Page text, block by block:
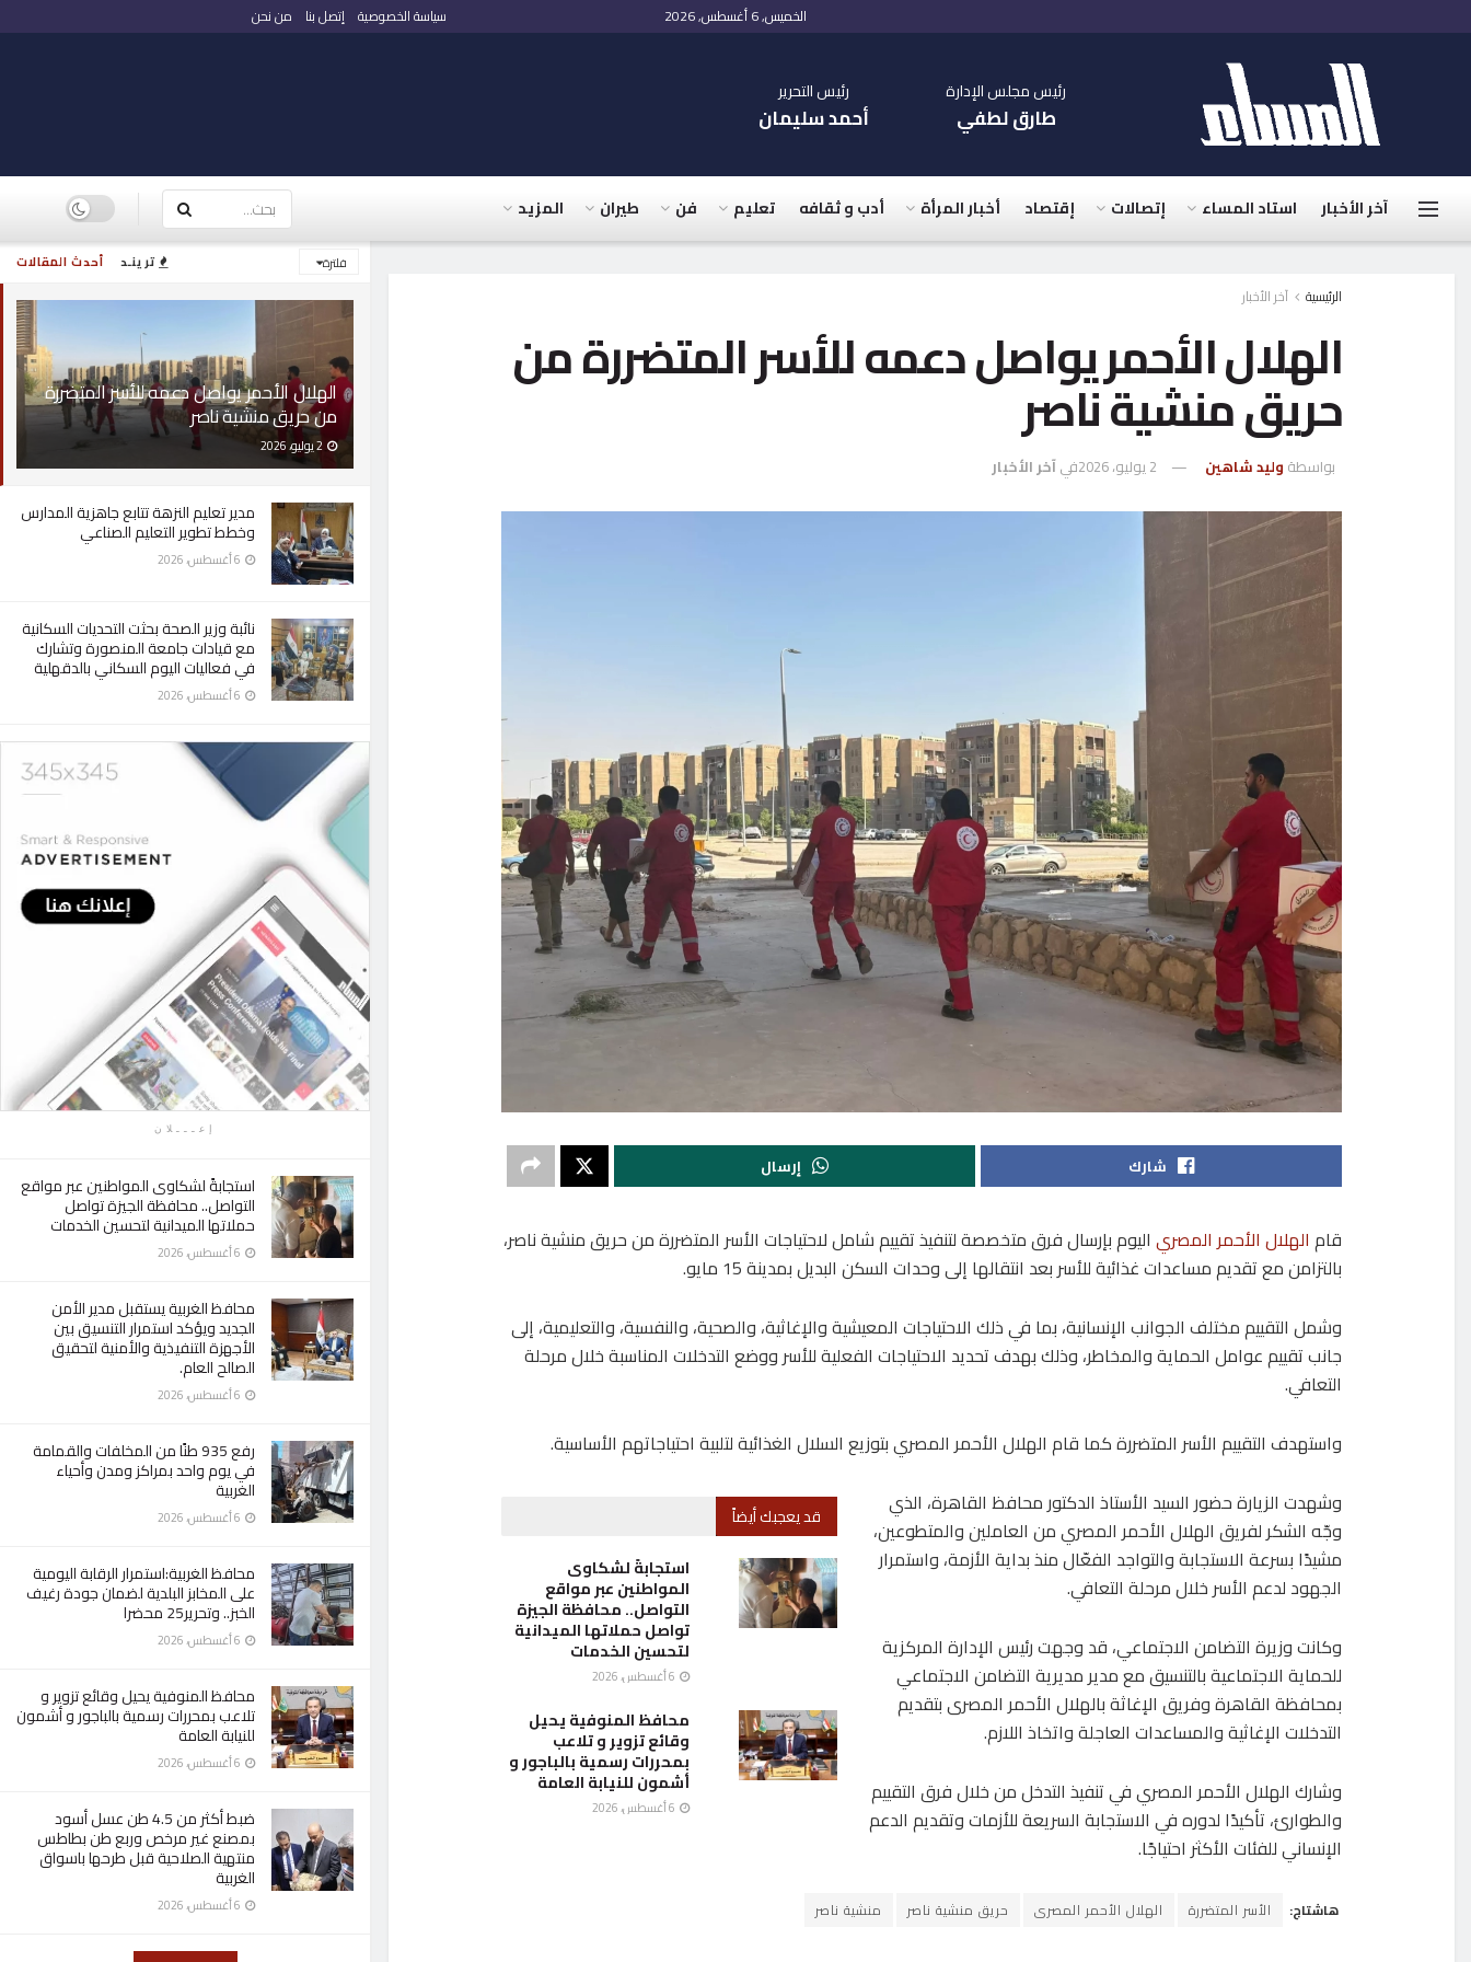
أحدث المقالات ترينـد فلترة
الهلال الأحمر يواصل دعمه للأسر المتضررة
من حريق منشية ناصر
مدير تعليم النزهة تتابع جاهزية المدارس
وخطط تطوير التعليم الصناعي
نائبة وزير الصحة بحثت التحديات السكانية
مع قيادات جامعة المنصورة وتشارك
في فعاليات اليوم السكاني بالدقهلية
إعـــلان
استجابةً لشكاوى المواطنين عبر مواقع
التواصل.. محافظة الجيزة تواصل
حملاتها الميدانية لتحسين الخدمات
محافظ الغربية يستقبل مدير الأمن
الجديد ويؤكد استمرار التنسيق بين
الأجهزة التنفيذية والأمنية لتحقيق
الصالح العام.
رفع 935 طنًا من المخلفات والقمامة
في يوم واحد بمراكز ومدن وأحياء
الغربية
محافظ الغربية:استمرار الرقابة اليومية
على المخابز البلدية لضمان جودة رغيف
الخبز.. وتحرير25 محضرا
محافظ المنوفية يحيل وقائع تزوير و
تلاعب بمحررات رسمية بالباجور و أشمون
للنيابة العامة
ضبط أكثر من 4.5 طن عسل أسود
بمصنع غير مرخص وربع طن بطاطس
منتهية الصلاحية قبل طرحها باسواق
الغربية
الخميس, 6 أغسطس, 2026 سياسة الخصوصية إتصل بنا من نحن
رئيس مجلس الإدارة
طارق لطفي
رئيس التحرير
أحمد سليمان
آخر الأخبار استاد المساء إتصالات إقتصاد أخبار المرأة أدب و ثقافه تعليم فن طيران المزيد
الرئيسية آخر الأخبار
الهلال الأحمر يواصل دعمه للأسر المتضررة من
حريق منشية ناصر
بواسطة وليد شاهين 2 يوليو، 2026 فيآخر الأخبار
شارك إرسال
قام الهلال الأحمر المصري اليوم بإرسال فرق متخصصة لتنفيذ تقييم شامل لاحتياجات الأسر المتضررة من حريق منشية ناصر،
بالتزامن مع تقديم مساعدات غذائية للأسر بعد انتقالها إلى وحدات السكن البديل بمدينة 15 مايو.
وشمل التقييم مختلف الجوانب الإنسانية، بما في ذلك الاحتياجات المعيشية والإغاثية، والصحية، والنفسية، والتعليمية، إلى
جانب تقييم عوامل الحماية والمخاطر، وذلك بهدف تحديد الاحتياجات الفعلية للأسر ووضع التدخلات المناسبة خلال مرحلة
التعافي.
واستهدف التقييم الأسر المتضررة كما قام الهلال الأحمر المصري بتوزيع السلال الغذائية لتلبية احتياجاتهم الأساسية.
قد يعجبك أيضاً
استجابةً لشكاوى
المواطنين عبر مواقع
التواصل.. محافظة الجيزة
تواصل حملاتها الميدانية
لتحسين الخدمات
محافظ المنوفية يحيل
وقائع تزوير و تلاعب
بمحررات رسمية بالباجور و
أشمون للنيابة العامة
وشهدت الزيارة حضور السيد الأستاذ الدكتور محافظ القاهرة، الذي
وجّه الشكر لفريق الهلال الأحمر المصري من العاملين والمتطوعين،
مشيدًا بسرعة الاستجابة والتواجد الفعّال منذ بداية الأزمة، واستمرار
الجهود لدعم الأسر خلال مرحلة التعافي.
وكانت وزيرة التضامن الاجتماعي، قد وجهت رئيس الإدارة المركزية
للحماية الاجتماعية بالتنسيق مع مدير مديرية التضامن الاجتماعي
بمحافظة القاهرة وفريق الإغاثة بالهلال الأحمر المصرى بتقديم
التدخلات الإغاثية والمساعدات العاجلة واتخاذ اللازم.
وشارك الهلال الأحمر المصري في تنفيذ التدخل من خلال فرق التقييم
والطوارئ، تأكيدًا لدوره في الاستجابة السريعة للأزمات وتقديم الدعم
الإنساني للفئات الأكثر احتياجًا.
هاشتاج: الأسر المتضررة الهلال الأحمر المصرى حريق منشية ناصر منشية ناصر